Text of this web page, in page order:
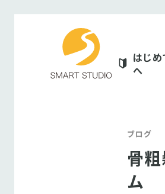
はじ
へ
ブログ
骨
ム